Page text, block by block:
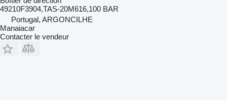
49210F3904,TAS-20M616,100 BAR
Portugal, ARGONCILHE
Manaiacar
Contacter le vendeur